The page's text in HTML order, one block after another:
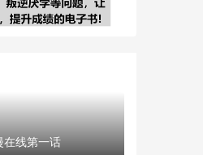
在线第一话